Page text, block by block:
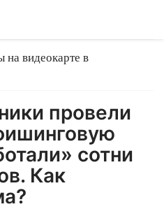
на видеокарте в
провели
сотни
Как